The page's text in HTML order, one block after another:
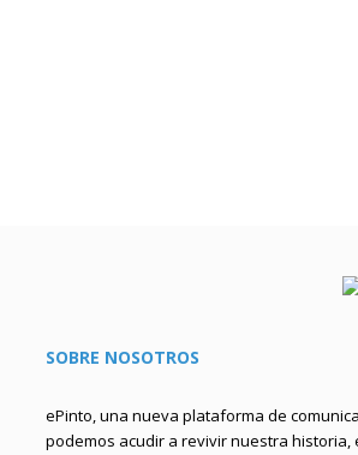
SOBRE NOSOTROS
ePinto, una nueva plataforma de
podemos acudir a revivir nuestra historia,